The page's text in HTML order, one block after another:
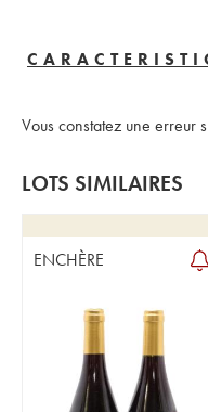
Vous constatez une erreur
LOTS SIMILAIRES
ENCHÈRE